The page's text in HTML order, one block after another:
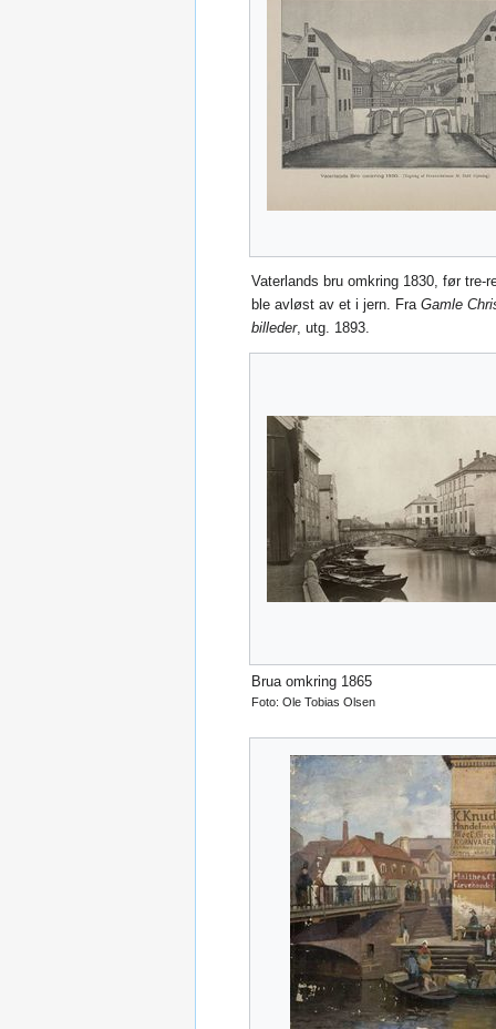
Vaterlands bru omkring 1830, før tre-
ble avløst av et i jern. FraGamle
billeder, utg. 1893.
Brua omkring 1865
Foto: Ole Tobias Olsen